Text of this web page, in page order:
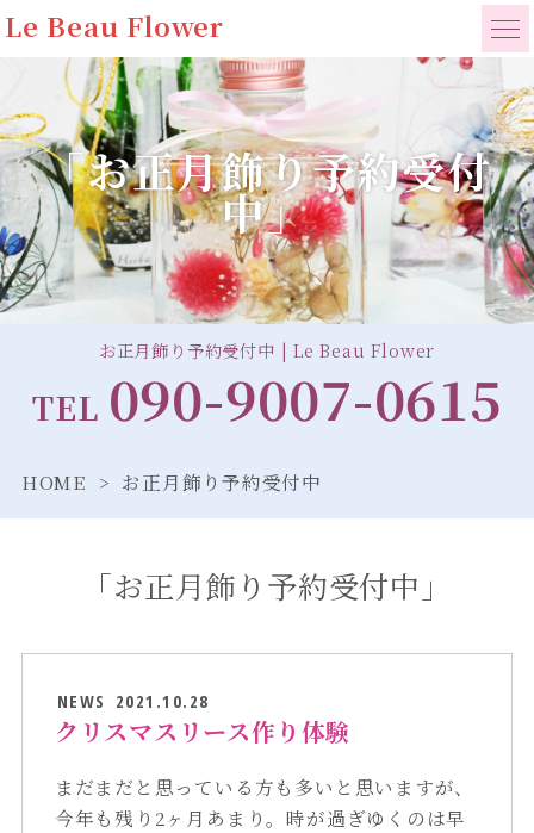
Le Beau Flower
「お正月飾り予約受付
中」
お正月飾り予約受付中 | Le Beau Flower
TEL 090-9007-0615
HOME お正月飾り予約受付中
「お正月飾り予約受付中」
NEWS 2021.10.28
クリスマスリース作り体験
まだまだと思っている方も多いと思いますが、
今年も残り2ヶ月あまり。時が過ぎゆくのは早